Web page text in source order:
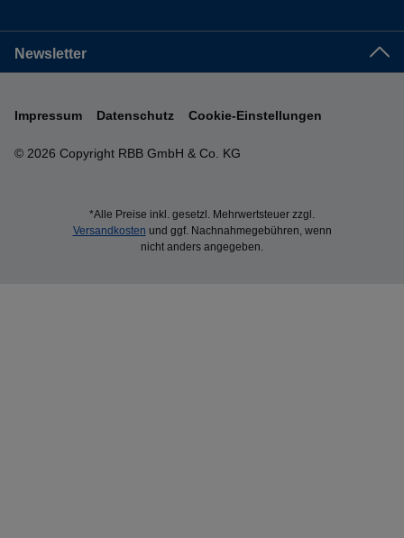
Newsletter
© 2026 Copyright RBB GmbH & Co. KG
Impressum Datenschutz Cookie-Einstellungen
*Alle Preise inkl. gesetzl. Mehrwertsteuer zzgl.
Versandkosten und ggf. Nachnahmegebühren, wenn
nicht anders angegeben.